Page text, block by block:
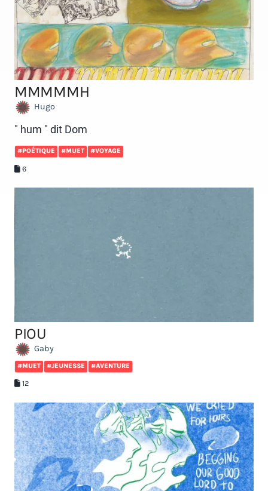
MMMMMH
Hugo
" hum " dit Dom
#POÉTIQUE #MUET #VOYAGE
6
PIOU
Gaby
#MUET #JEUNESSE #AVENTURE
12